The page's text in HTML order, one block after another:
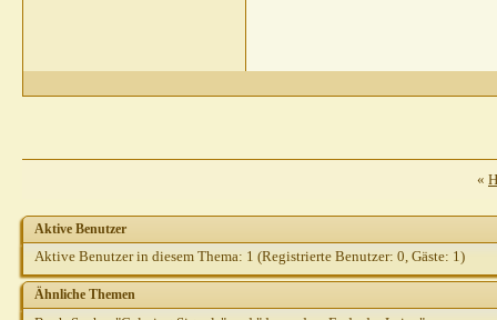
«
Aktive Benutzer
Aktive Benutzer in diesem Thema: 1 (Registrierte Benutzer: 0, Gäste: 1)
Ähnliche Themen